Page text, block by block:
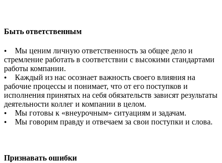
Быть ответственным
• Мы ценим личную ответственность за общее дело и
стремление работать в соответствии с высокими стандартами
работы компании.
• Каждый из нас осознает важность своего влияния на
рабочие процессы и понимает, что от его поступков и
исполнения принятых на себя обязательств зависят результаты
деятельности коллег и компании в целом.
• Мы готовы к «внеурочным» ситуациям и задачам.
• Мы говорим правду и отвечаем за свои поступки и слова.
Признавать ошибки